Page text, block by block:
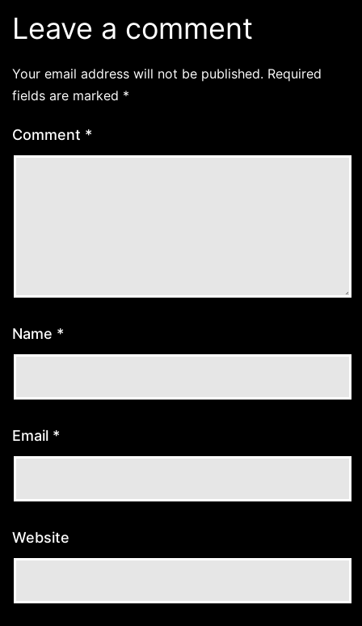
Leave a comment
Your email address will not be published. Required
fields are marked *
Comment *
Name *
Email *
Website